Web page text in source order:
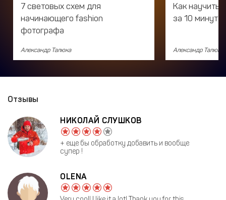
7 световых схем для
начинающего fashion
фотографа
Александр Талюка
Как научить
за 10 минут?
Александр Талюка
Отзывы
НИКОЛАЙ СЛУШКОВ
+ еще бы обработку добавить и вообще
супер !
OLENA